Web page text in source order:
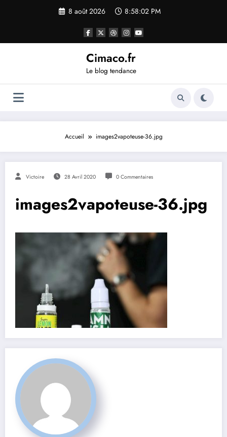
8 août 2026 8:58:03 PM
Cimaco.fr
Le blog tendance
Accueil images2vapoteuse-36.jpg
Victoire 28 Avril 2020 0 Commentaires
images2vapoteuse-36.jpg